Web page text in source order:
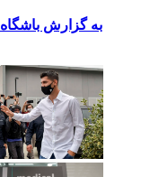
به گزارش